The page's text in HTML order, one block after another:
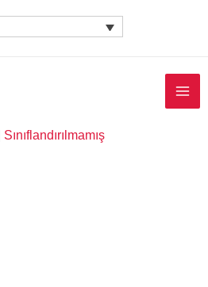
Sınıflandırılmamış